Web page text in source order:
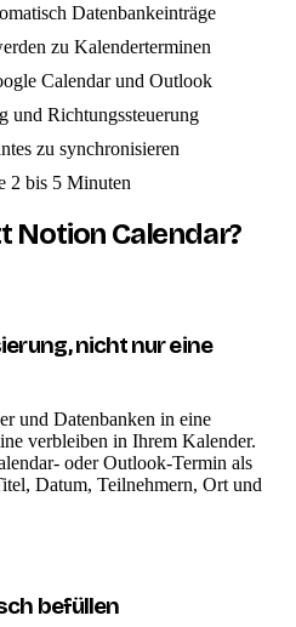
Datenbankeinträge
zu Kalenderterminen
Calendar und Outlook
und Richtungssteuerung
zu synchronisieren
2 bis 5 Minuten
Notion Calendar?
nicht nur eine
und Datenbanken in eine
verbleiben in Ihrem Kalender.
oder Outlook-Termin als
Datum, Teilnehmern, Ort und
befüllen